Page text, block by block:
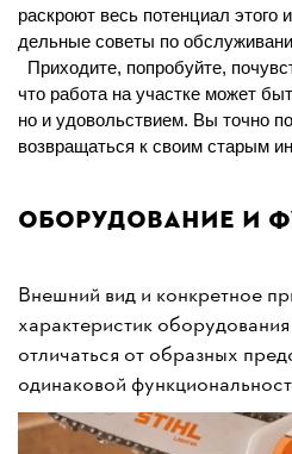
раскроют весь потенциал этого
дельные советы по
Приходите, попробуйте,
что работа на участке может
но и удовольствием. Вы точно
возвращаться к своим старым
Оборудование и
Внешний вид и конкретное
характеристик
отличаться от образных
одинаковой